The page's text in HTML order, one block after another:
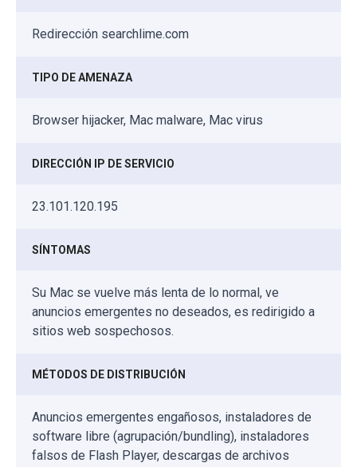
Redirección searchlime.com
TIPO DE AMENAZA
Browser hijacker, Mac malware, Mac virus
DIRECCIÓN IP DE SERVICIO
23.101.120.195
SÍNTOMAS
Su Mac se vuelve más lenta de lo normal, ve
anuncios emergentes no deseados, es redirigido a
sitios web sospechosos.
MÉTODOS DE DISTRIBUCIÓN
Anuncios emergentes engañosos, instaladores de
software libre (agrupación/bundling), instaladores
falsos de Flash Player, descargas de archivos